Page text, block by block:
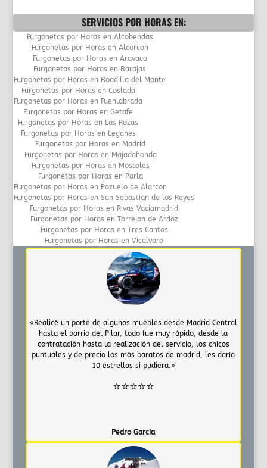
SERVICIOS POR HORAS EN:
Furgonetas por Horas en Alcobendas
Furgonetas por Horas en Alcorcon
Furgonetas por Horas en Aravaca
Furgonetas por Horas en Barajas
Furgonetas por Horas en Boadilla del Monte
Furgonetas por Horas en Coslada
Furgonetas por Horas en Fuenlabrada
Furgonetas por Horas en Getafe
Furgonetas por Horas en Las Rozas
Furgonetas por Horas en Leganes
Furgonetas por Horas en Madrid
Furgonetas por Horas en Majadahonda
Furgonetas por Horas en Mostoles
Furgonetas por Horas en Parla
Furgonetas por Horas en Pozuelo de Alarcon
Furgonetas por Horas en San Sebastian de los Reyes
Furgonetas por Horas en Rivas Vaciamadrid
Furgonetas por Horas en Torrejon de Ardoz
Furgonetas por Horas en Tres Cantos
Furgonetas por Horas en Vicalvaro
«Realicé un porte de algunos muebles desde Madrid Central
hasta el barrio del Pilar, todo fue muy rápido, desde la
contratación hasta la realizacIón del servicio, los chicos
puntuales y de precio los más baratos de madrid, les daría
10 estrellas si pudiera.»
⭐⭐⭐⭐⭐
Pedro Garcia